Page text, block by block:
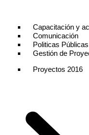
Capacitación y
Comunicación
Politicas Públicas
Gestión de
Proyectos 2016